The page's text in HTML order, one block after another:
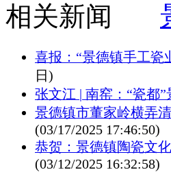
相关新闻
喜报：“景德镇手工瓷
日)
张文江 | 南窑：“瓷都
景德镇市董家岭横弄
(03/17/2025 17:46:50)
恭贺：景德镇陶瓷文
(03/12/2025 16:32:58)